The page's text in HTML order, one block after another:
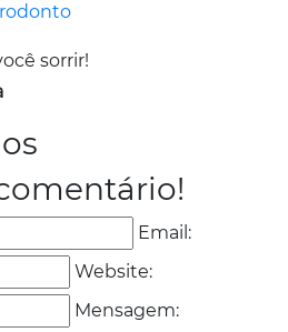
sorrir!
Email:
Website:
Mensagem: